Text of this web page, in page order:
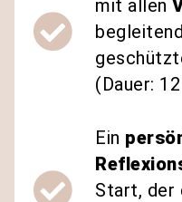
mit allen
(Dauer:
Ein
Start, der